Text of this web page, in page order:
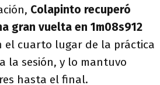
Colapinto recuperó
gran vuelta en 1m08s912
el cuarto lugar de la práctica
la sesión, y lo mantuvo
hasta el final.